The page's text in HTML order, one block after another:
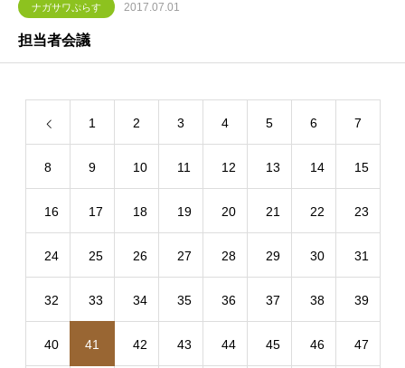
ナガサワぷらす 2017.07.01
担当者会議
1 2 3 4 5 6 7
8 9 10 11 12 13 14 15
16 17 18 19 20 21 22 23
24 25 26 27 28 29 30 31
32 33 34 35 36 37 38 39
40 41 42 43 44 45 46 47